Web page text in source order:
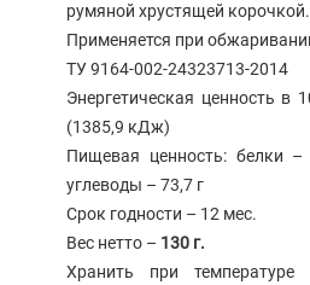
румяной хрустящей корочкой.
Применяется при
ТУ 9164-002-24323713-2014
Энергетическая ценность в
(1385,9 кДж)
Пищевая ценность: белки
углеводы – 73,7 г
Срок годности – 12 мес.
Вес нетто – 130 г.
Хранить при